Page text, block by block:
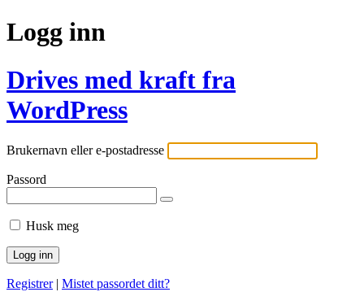
Logg inn
Drives med kraft fra
WordPress
Brukernavn eller e-postadresse
Passord
Husk meg
Registrer| Mistet passordet ditt?